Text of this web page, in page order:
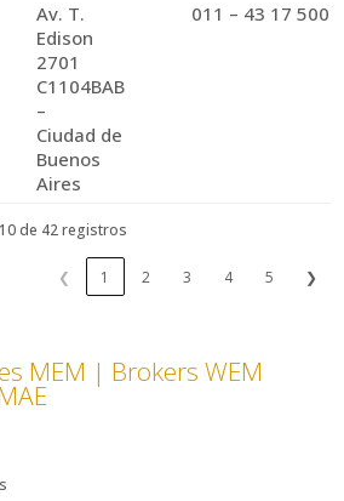
Av. T.
Edison
2701
C1104BAB
–
Ciudad de
Buenos
Aires
011 – 43 17 5000
de 42 registros
❮ 1 2 3 4 5 ❯
MEM | Brokers WEM